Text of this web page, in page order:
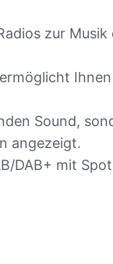
zur
Sound,
angezeigt.
DAB+ mit